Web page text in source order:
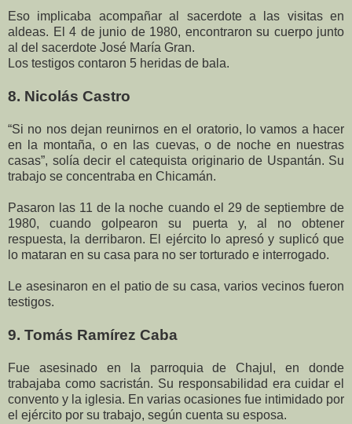
Eso implicaba acompañar al sacerdote a las visitas en
aldeas. El 4 de junio de 1980, encontraron su cuerpo junto
al del sacerdote José María Gran.
Los testigos contaron 5 heridas de bala.
8. Nicolás Castro
“Si no nos dejan reunirnos en el oratorio, lo vamos a hacer
en la montaña, o en las cuevas, o de noche en nuestras
casas”, solía decir el catequista originario de Uspantán. Su
trabajo se concentraba en Chicamán.
Pasaron las 11 de la noche cuando el 29 de septiembre de
1980, cuando golpearon su puerta y, al no obtener
respuesta, la derribaron. El ejército lo apresó y suplicó que
lo mataran en su casa para no ser torturado e interrogado.
Le asesinaron en el patio de su casa, varios vecinos fueron
testigos.
9. Tomás Ramírez Caba
Fue asesinado en la parroquia de Chajul, en donde
trabajaba como sacristán. Su responsabilidad era cuidar el
convento y la iglesia. En varias ocasiones fue intimidado por
el ejército por su trabajo, según cuenta su esposa.